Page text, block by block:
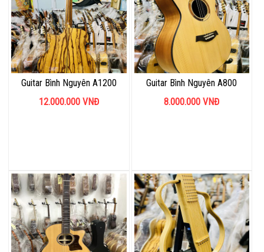
Guitar Bình Nguyên A1200
12.000.000 VNĐ
Guitar Bình Nguyên A800
8.000.000 VNĐ